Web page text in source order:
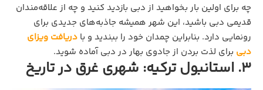
چه برای اولین بار بخواهید از دبی بازدید کنید و چه از علاقه‌مندان
قدیمی دبی باشید، این شهر همیشه جاذبه‌های جدیدی برای
رونمایی دارد. بنابراین چمدان خود را ببندید و با دریافت ویزای
دبی برای لذت بردن از جادوی بهار در دبی آماده شوید.
3. استانبول ترکیه: شهری غرق در تاریخ